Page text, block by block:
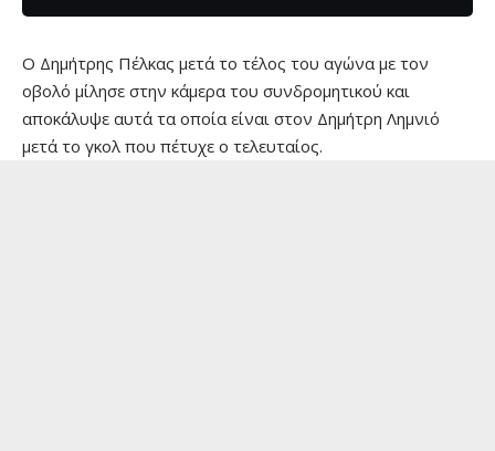
Ο Δημήτρης Πέλκας μετά το τέλος του αγώνα με τον
οβολό μίλησε στην κάμερα του συνδρομητικού και
αποκάλυψε αυτά τα οποία είναι στον Δημήτρη Λημνιό
μετά το γκολ που πέτυχε ο τελευταίος.